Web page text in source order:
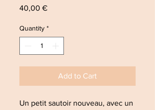
40,00 €Price
Quantity *
Add to Cart
Un petit sautoir nouveau, avec un